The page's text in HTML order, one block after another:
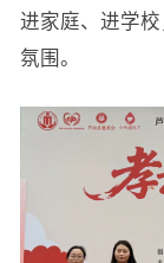
进家庭、进学
氛围。